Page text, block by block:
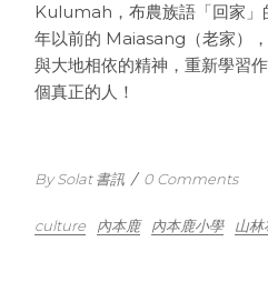
Kulumah，布農族語「回家」
年以前的 Maiasang（老家）
與大地相依的精神，重新學習
個真正的人！
By Solat 書訊 / 0 Comments
culture 內本鹿 內本鹿小學 山林